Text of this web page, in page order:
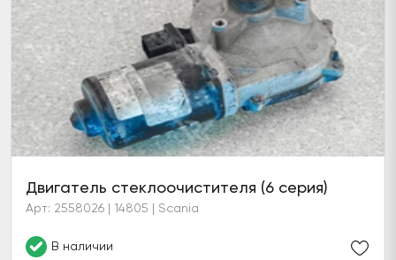
Двигатель стеклоочистителя (6 серия)
Арт: 2558026 | 14805 | Scania
В наличии